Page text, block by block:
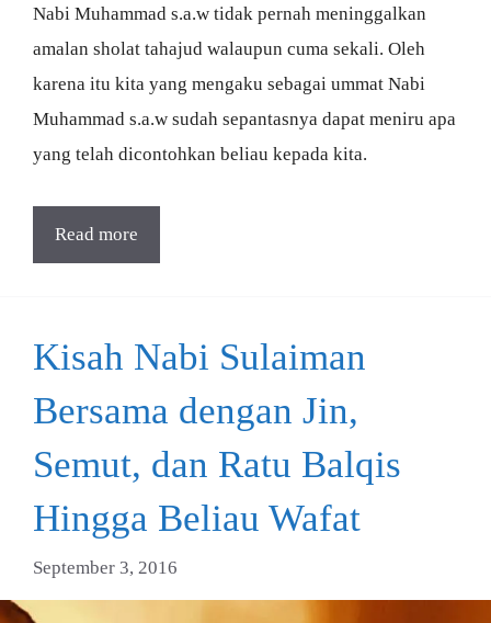
Nabi Muhammad s.a.w tidak pernah meninggalkan
amalan sholat tahajud walaupun cuma sekali. Oleh
karena itu kita yang mengaku sebagai ummat Nabi
Muhammad s.a.w sudah sepantasnya dapat meniru apa
yang telah dicontohkan beliau kepada kita.
Read more
Kisah Nabi Sulaiman
Bersama dengan Jin,
Semut, dan Ratu Balqis
Hingga Beliau Wafat
September 3, 2016